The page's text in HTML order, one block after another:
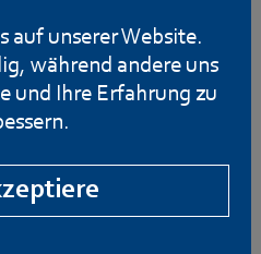
auf unserer Website.
während andere uns
und Ihre Erfahrung zu